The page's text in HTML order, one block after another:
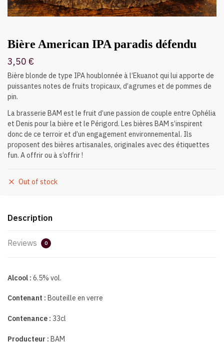
Bière American IPA paradis défendu
3,50 €
Bière blonde de type IPA houblonnée à l’Ekuanot qui lui apporte de
puissantes notes de fruits tropicaux, d’agrumes et de pommes de
pin.
La brasserie BAM est le fruit d’une passion de couple entre Ophélia
et Denis pour la bière et le Périgord. Les bières BAM s’inspirent
donc de ce terroir et d’un engagement environnemental. Ils
proposent des bières artisanales, originales avec des étiquettes
fun. A offrir ou à s’offrir !
Out of stock
Description
Reviews 0
Alcool : 6.5% vol.
Contenant : Bouteille en verre
Contenance : 33cl
Producteur : BAM